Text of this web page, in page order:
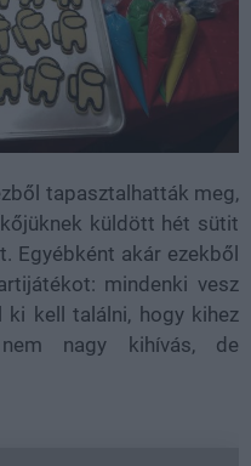
tapasztalhatták meg,
küldött hét sütit
Egyébként akár ezekből
mindenki vesz
ki kell találni, hogy kihez
nagy kihívás, de